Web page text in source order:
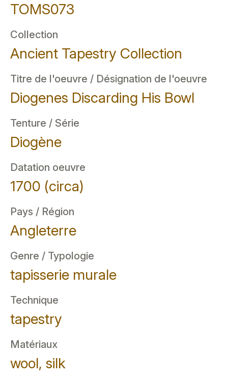
TOMS073
Collection
Ancient Tapestry Collection
Titre de l'oeuvre / Désignation de l'oeuvre
Diogenes Discarding His Bowl
Tenture / Série
Diogène
Datation oeuvre
1700 (circa)
Pays / Région
Angleterre
Genre / Typologie
tapisserie murale
Technique
tapestry
Matériaux
wool, silk